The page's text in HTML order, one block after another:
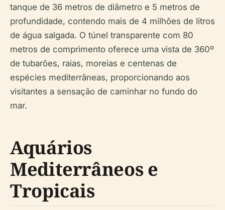
tanque de 36 metros de diâmetro e 5 metros de
profundidade, contendo mais de 4 milhões de litros
de água salgada. O túnel transparente com 80
metros de comprimento oferece uma vista de 360º
de tubarões, raias, moreias e centenas de
espécies mediterrâneas, proporcionando aos
visitantes a sensação de caminhar no fundo do
mar.
Aquários
Mediterrâneos e
Tropicais